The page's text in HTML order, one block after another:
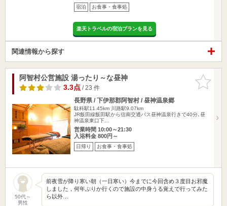
宿泊 お食事・食事処
楽天トラベルの宿泊プランを見る
関連情報から探す
お気に入
りに追加
阿智村公営施設 湯ったり～な昼神
3.3点/ 23 件
長野県 / 下伊那郡阿智村 / 昼神温泉郷
駄科駅11.45km
川路駅9.07km
JR飯田線飯田駅から信南交通バス昼神温泉行きで40分､昼
神温泉東口下…
営業時間 10:00～21:30
入浴料金 800円～
日帰り お食事・食事処
50代～
男性
前夜雪が降り寒い朝（一日寒い）今までに今回含め３度目お邪魔
しました，何年ぶりか行くので施設の中身うる覚えで行ってみた
ら以外…